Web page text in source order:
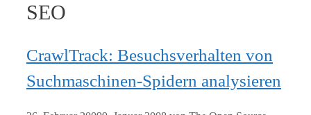
SEO
CrawlTrack: Besuchsverhalten von
Suchmaschinen-Spidern analysieren